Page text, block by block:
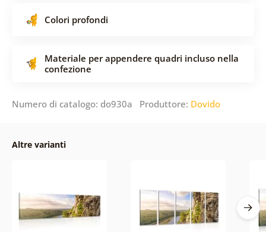
Colori profondi
Materiale per appendere quadri incluso nella
confezione
Numero di catalogo: do930a Produttore: Dovido
Altre varianti